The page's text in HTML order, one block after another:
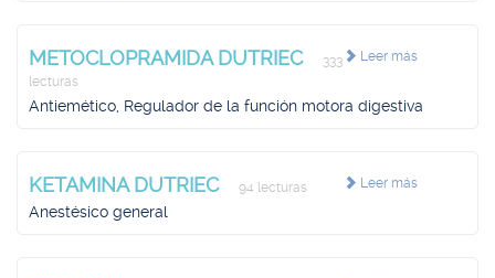
Leer más
METOCLOPRAMIDA DUTRIEC
333
lecturas
Antiemético, Regulador de la función motora digestiva
Leer más
KETAMINA DUTRIEC 94 lecturas
Anestésico general